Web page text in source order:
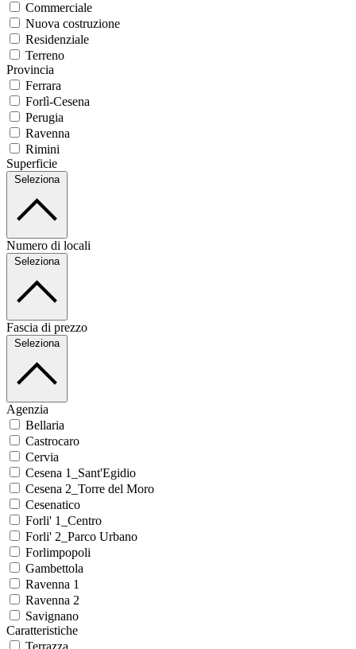
Commerciale
Nuova costruzione
Residenziale
Terreno
Provincia
Ferrara
Forlì-Cesena
Perugia
Ravenna
Rimini
Superficie
Seleziona
Numero di locali
Seleziona
Fascia di prezzo
Seleziona
Agenzia
Bellaria
Castrocaro
Cervia
Cesena 1_Sant'Egidio
Cesena 2_Torre del Moro
Cesenatico
Forli' 1_Centro
Forli' 2_Parco Urbano
Forlimpopoli
Gambettola
Ravenna 1
Ravenna 2
Savignano
Caratteristiche